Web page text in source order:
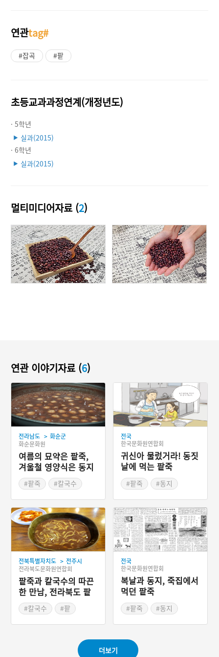
연관tag#
#잡곡 #팥
초등교과과정연계(개정년도)
· 5학년
▶ 실과(2015)
· 6학년
▶ 실과(2015)
멀티미디어자료 (2)
연관 이야기자료 (6)
전라남도 > 화순군
화순문화원
여름의 묘약은 팥죽,
겨울철 영양식은 동지
팥죽
#팥죽
#칼국수
전국
한국문화원연합회
귀신아 물렀거라! 동짓
날에 먹는 팥죽
#팥죽 #동지
전북특별자치도 > 전주시
전라북도문화원연합회
팥죽과 칼국수의 따끈
한 만남, 전라북도 팥
칼국수
#칼국수
#팥
전국
한국문화원연합회
복날과 동지, 죽집에서
먹던 팥죽
#팥죽
#동지
더보기